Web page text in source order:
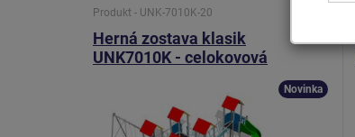
Produkt - UNK-7010K-20
Herná zostava klasik
UNK7010K - celokovová
Novinka